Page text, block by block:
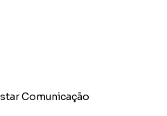
Comunicação